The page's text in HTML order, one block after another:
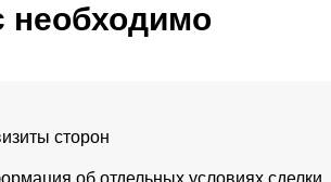
необходимо
сторон
об отдельных условиях сделки